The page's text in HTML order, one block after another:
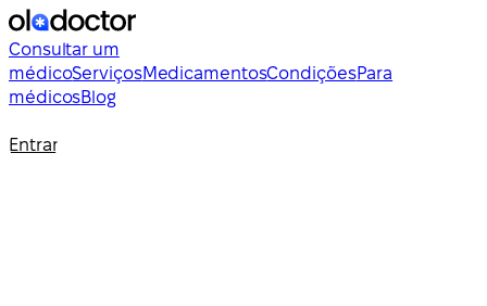
Consultar um
médicoServiçosMedicamentosCondiçõesPara
médicosBlog
Entrar